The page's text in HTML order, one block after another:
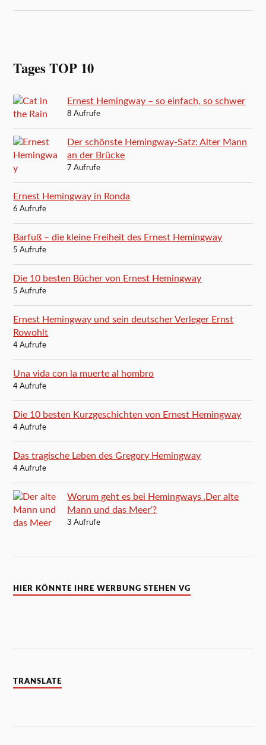
Tages TOP 10
Ernest Hemingway – so einfach, so schwer
8 Aufrufe
Der schönste Hemingway-Satz: Alter Mann
an der Brücke
7 Aufrufe
Ernest Hemingway in Ronda
6 Aufrufe
Barfuß – die kleine Freiheit des Ernest Hemingway
5 Aufrufe
Die 10 besten Bücher von Ernest Hemingway
5 Aufrufe
Ernest Hemingway und sein deutscher Verleger Ernst
Rowohlt
4 Aufrufe
Una vida con la muerte al hombro
4 Aufrufe
Die 10 besten Kurzgeschichten von Ernest Hemingway
4 Aufrufe
Das tragische Leben des Gregory Hemingway
4 Aufrufe
Worum geht es bei Hemingways ‚Der alte
Mann und das Meer‘?
3 Aufrufe
HIER KÖNNTE IHRE WERBUNG STEHEN VG
TRANSLATE